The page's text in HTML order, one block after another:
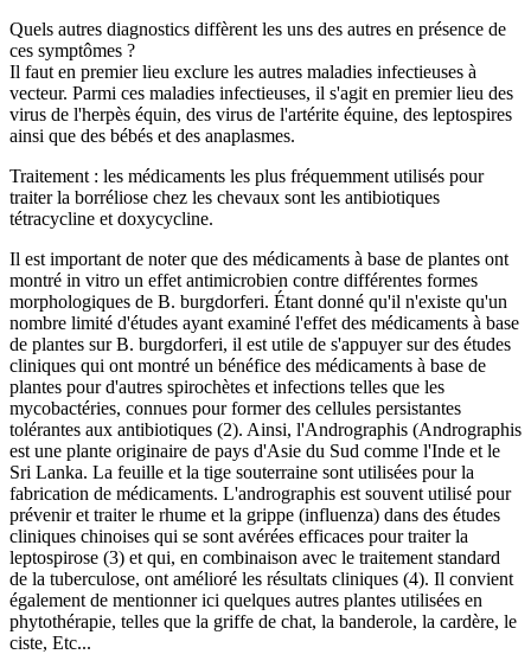
Quels autres diagnostics diffèrent les uns des autres en présence de
ces symptômes ?
Il faut en premier lieu exclure les autres maladies infectieuses à
vecteur. Parmi ces maladies infectieuses, il s'agit en premier lieu des
virus de l'herpès équin, des virus de l'artérite équine, des leptospires
ainsi que des bébés et des anaplasmes.
Traitement : les médicaments les plus fréquemment utilisés pour
traiter la borréliose chez les chevaux sont les antibiotiques
tétracycline et doxycycline.
Il est important de noter que des médicaments à base de plantes ont
montré in vitro un effet antimicrobien contre différentes formes
morphologiques de B. burgdorferi. Étant donné qu'il n'existe qu'un
nombre limité d'études ayant examiné l'effet des médicaments à base
de plantes sur B. burgdorferi, il est utile de s'appuyer sur des études
cliniques qui ont montré un bénéfice des médicaments à base de
plantes pour d'autres spirochètes et infections telles que les
mycobactéries, connues pour former des cellules persistantes
tolérantes aux antibiotiques (2). Ainsi, l'Andrographis (Andrographis
est une plante originaire de pays d'Asie du Sud comme l'Inde et le
Sri Lanka. La feuille et la tige souterraine sont utilisées pour la
fabrication de médicaments. L'andrographis est souvent utilisé pour
prévenir et traiter le rhume et la grippe (influenza) dans des études
cliniques chinoises qui se sont avérées efficaces pour traiter la
leptospirose (3) et qui, en combinaison avec le traitement standard
de la tuberculose, ont amélioré les résultats cliniques (4). Il convient
également de mentionner ici quelques autres plantes utilisées en
phytothérapie, telles que la griffe de chat, la banderole, la cardère, le
ciste, Etc...